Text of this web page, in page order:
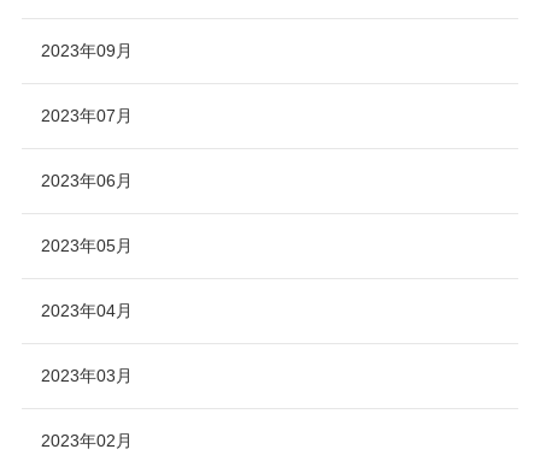
2023年09月
2023年07月
2023年06月
2023年05月
2023年04月
2023年03月
2023年02月